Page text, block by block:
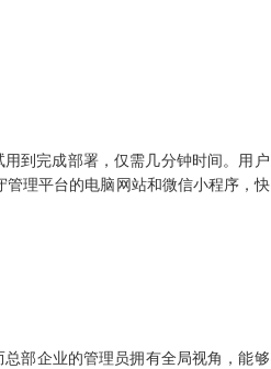
到完成部署，仅需几分钟时间。用户
理平台的电脑网站和微信小程序，快
部企业的管理员拥有全局视角，能够